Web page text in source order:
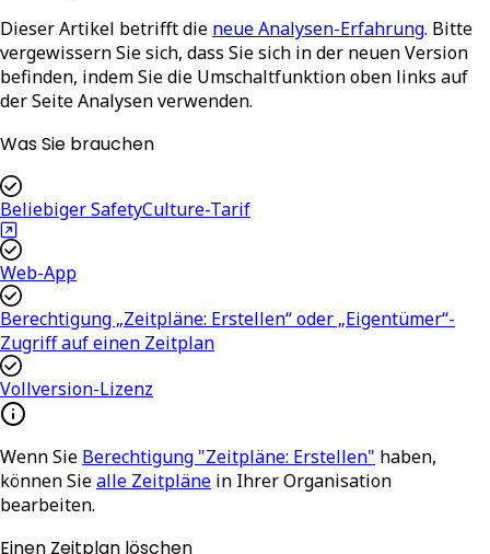
Dieser Artikel betrifft die neue Analysen-Erfahrung. Bitte
vergewissern Sie sich, dass Sie sich in der neuen Version
befinden, indem Sie die Umschaltfunktion oben links auf
der Seite Analysen verwenden.
Was Sie brauchen
Beliebiger SafetyCulture-Tarif
Web-App
Berechtigung „Zeitpläne: Erstellen“ oder „Eigentümer“-
Zugriff auf einen Zeitplan
Vollversion-Lizenz
Wenn Sie Berechtigung "Zeitpläne: Erstellen" haben,
können Siealle Zeitpläne in Ihrer Organisation
bearbeiten.
Einen Zeitplan löschen